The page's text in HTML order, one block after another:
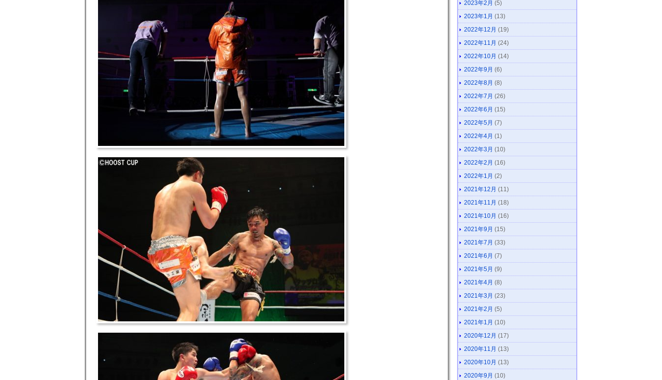
2023年2月 (5)
2023年1月 (13)
2022年12月 (19)
2022年11月 (24)
2022年10月 (14)
2022年9月 (6)
2022年8月 (8)
2022年7月 (26)
2022年6月 (15)
2022年5月 (7)
2022年4月 (1)
2022年3月 (10)
2022年2月 (16)
2022年1月 (2)
2021年12月 (11)
2021年11月 (18)
2021年10月 (16)
2021年9月 (15)
2021年7月 (33)
2021年6月 (7)
2021年5月 (9)
2021年4月 (8)
2021年3月 (23)
2021年2月 (5)
2021年1月 (10)
2020年12月 (17)
2020年11月 (13)
2020年10月 (13)
2020年9月 (10)